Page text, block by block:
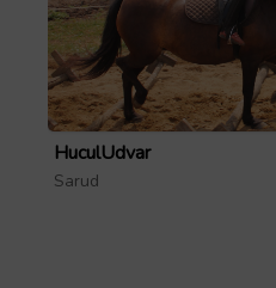
HuculUdvar
Sarud